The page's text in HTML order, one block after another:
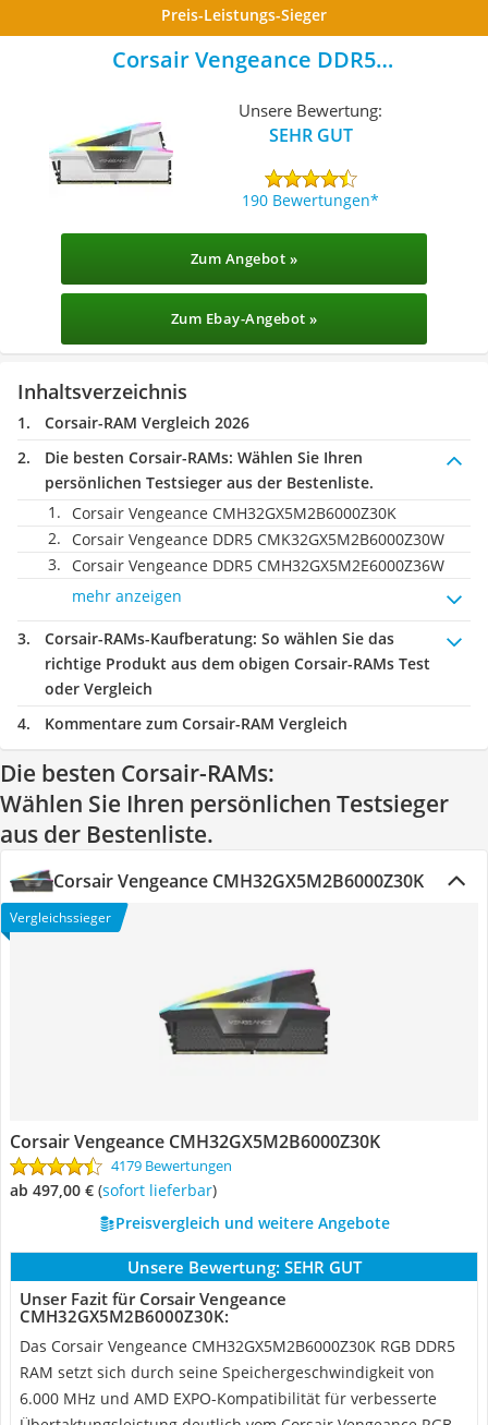
Preis-Leistungs-Sieger
Corsair Vengeance DDR5
Unsere Bewertung:
SEHR GUT
190 Bewertungen
Zum Angebot »
Zum Ebay-Angebot »
Inhaltsverzeichnis
Corsair-RAM Vergleich 2026
Die besten Corsair-RAMs: Wählen Sie Ihren
persönlichen Testsieger aus der Bestenliste.
Corsair Vengeance CMH32GX5M2B6000Z30K
Corsair Vengeance DDR5 CMK32GX5M2B6000Z30W
Corsair Vengeance DDR5 CMH32GX5M2E6000Z36W
mehr anzeigen
Corsair-RAMs-Kaufberatung: So wählen Sie das
richtige Produkt aus dem obigen Corsair-RAMs Test
oder Vergleich
Kommentare zum Corsair-RAM Vergleich
Die besten Corsair-RAMs:
Wählen Sie Ihren persönlichen Testsieger
aus der Bestenliste.
Corsair Vengeance CMH32GX5M2B6000Z30K
Vergleichssieger
Corsair Vengeance CMH32GX5M2B6000Z30K
4179 Bewertungen
ab 497,00 € ( Sofort lieferbar)
Preisvergleich und weitere Angebote
Unsere Bewertung: SEHR GUT
Unser Fazit für Corsair Vengeance
CMH32GX5M2B6000Z30K:
Das Corsair Vengeance CMH32GX5M2B6000Z30K RGB DDR5
RAM setzt sich durch seine Speichergeschwindigkeit von
6.000 MHz und AMD EXPO-Kompatibilität für verbesserte